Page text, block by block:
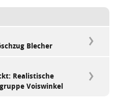
Blecher
Realistische
Voiswinkel